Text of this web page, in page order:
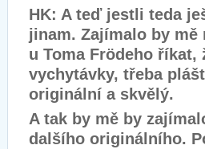
HK: A teď jestli teda
jinam. Zajímalo by mě
u Toma Frödeho říkat,
vychytávky, třeba
originální a skvělý.
A tak by mě by
dalšího originálního.